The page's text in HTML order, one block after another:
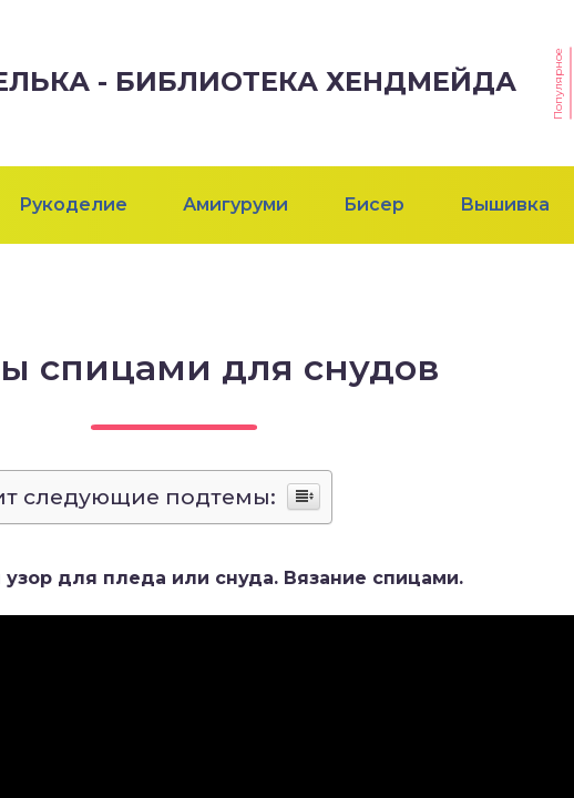
- БИБЛИОТЕКА ХЕНДМЕЙДА Популярное
Рукоделие Амигуруми Бисер Вышивка
спицами для снудов
следующие подтемы:
для пледа или снуда. Вязание спицами.